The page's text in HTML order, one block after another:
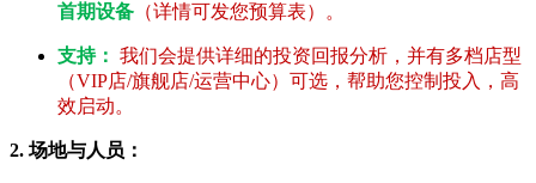
首期设备 （详情可发您预算表）。
支持： 我们会提供详细的投资回报分析，并有多档店型
（VIP店/旗舰店/运营中心）可选，帮助您控制投入，高
效启动。
2. 场地与人员：